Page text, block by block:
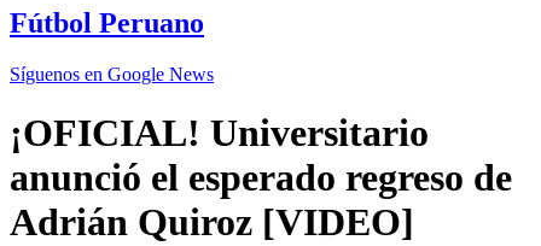
Fútbol Peruano
Síguenos en Google News
¡OFICIAL! Universitario
anunció el esperado regreso de
Adrián Quiroz [VIDEO]